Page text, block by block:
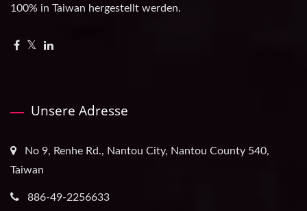
100% in Taiwan hergestellt werden.
Unsere Adresse
No 9, Renhe Rd., Nantou City, Nantou County 540,
Taiwan
886-49-2256633